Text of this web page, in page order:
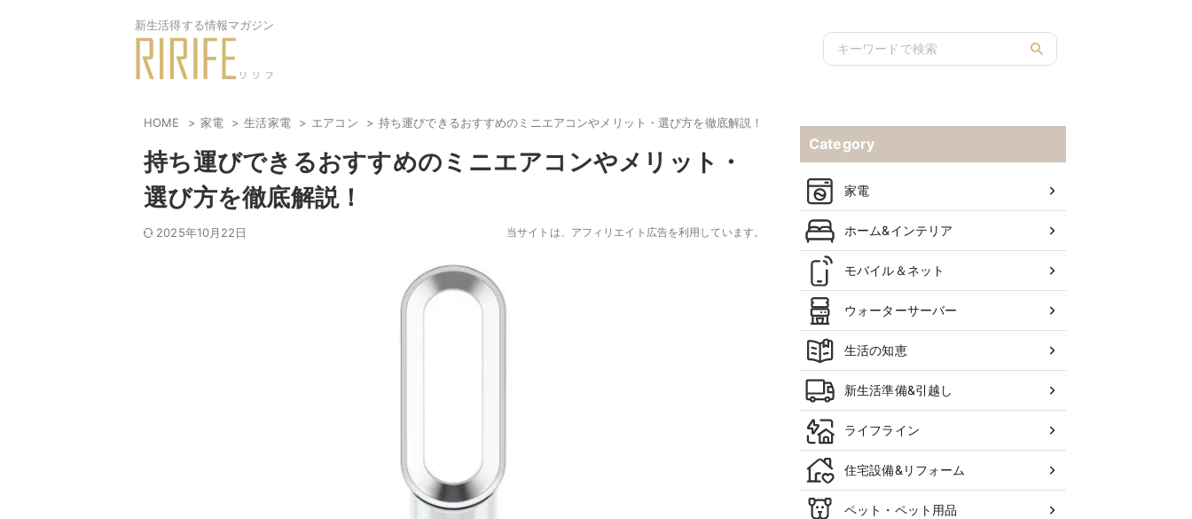
新生活得する情報マガジン
HOME 家電 生活家電 エアコン 持ち運びできるおすすめのミニエアコンやメリット・選び方を徹底解説！
持ち運びできるおすすめのミニエアコンやメリット・
選び方を徹底解説！
2025年10月22日 当サイトは、アフィリエイト広告を利用しています。
Category
家電
ホーム&インテリア
モバイル＆ネット
ウォーターサーバー
生活の知恵
新生活準備&引越し
ライフライン
住宅設備&リフォーム
ペット・ペット用品